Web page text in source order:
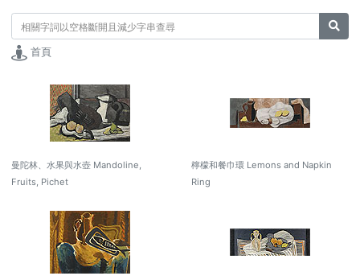
搜尋
首頁
曼陀林、水果與水壺 Mandoline,
Fruits, Pichet
檸檬和餐巾環 Lemons and Napkin
Ring